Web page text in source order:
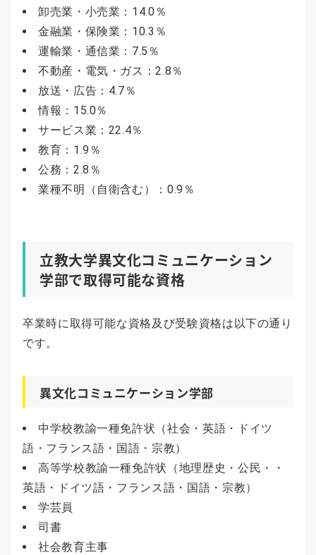
卸売業・小売業：14.0％
金融業・保険業：10.3％
運輸業・通信業：7.5％
不動産・電気・ガス：2.8％
放送・広告：4.7％
情報：15.0％
サービス業：22.4％
教育：1.9％
公務：2.8％
業種不明（自衛含む）：0.9％
立教大学異文化コミュニケーション
学部で取得可能な資格
卒業時に取得可能な資格及び受験資格は以下の通り
です。
異文化コミュニケーション学部
中学校教諭一種免許状（社会・英語・ドイツ
語・フランス語・国語・宗教）
高等学校教諭一種免許状（地理歴史・公民・・
英語・ドイツ語・フランス語・国語・宗教）
学芸員
司書
社会教育主事